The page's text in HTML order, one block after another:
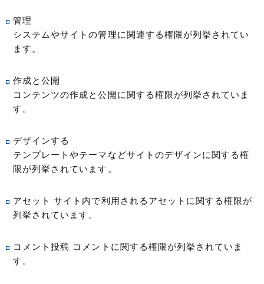
管理
システムやサイトの管理に関連する権限が列挙されてい
ます。
作成と公開
コンテンツの作成と公開に関する権限が列挙されていま
す。
デザインする
テンプレートやテーマなどサイトのデザインに関する権
限が列挙されています。
アセット サイト内で利用されるアセットに関する権限が
列挙されています。
コメント投稿 コメントに関する権限が列挙されていま
す。